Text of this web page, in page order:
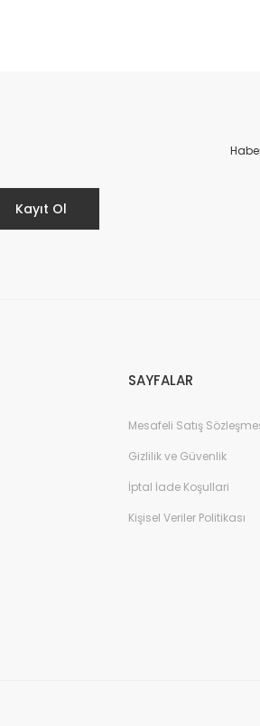
Kayıt Ol
SAYFALAR
Mesafeli Satış
Gizlilik ve Güvenlik
İptal İade Koşullari
Kişisel Veriler Politikası